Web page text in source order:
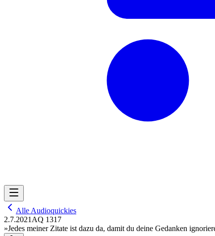
Alle Audioquickies
2.7.2021 AQ 1317
»Jedes meiner Zitate ist dazu da, damit du deine Gedanken